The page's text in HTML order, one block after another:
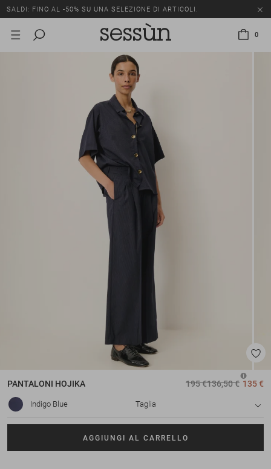
SALDI: FINO AL -50% SU UNA SELEZIONE DI ARTICOLI.
0
PANTALONI HOJIKA 195 €136,50 € 135 €
Indigo Blue Taglia
AGGIUNGI AL CARRELLO